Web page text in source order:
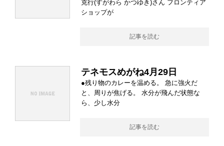
克行(すがわら かつゆき)さん フロンティア
ショップが
記事を読む
テネモスめがね4月29日
●残り物のカレーを温める。 急に強火だ
と、周りが焦げる。 水分が飛んだ状態な
ら、少し水分
記事を読む